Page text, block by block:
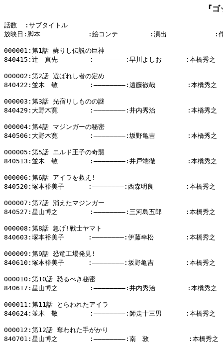
『
話数  :サブタイトル
放映日:脚本            :絵コンテ        :演出            :作
000001:第1話 蘇りし伝説の巨神
840415:辻　真先        :――――――――:早川よしお      :本橋秀之
000002:第2話 選ばれし者の定め
840422:並木　敏        :――――――――:遠藤徹哉        :本橋秀之
000003:第3話 光宿りしものの謎
840429:大野木寛        :――――――――:井内秀治        :本橋秀之
000004:第4話 マジンガーの秘密
840506:大野木寛        :――――――――:坂野亀吉        :本橋秀之
000005:第5話 エルド王子の奇襲
840513:並木　敏        :――――――――:井戸端徹        :本橋秀之
000006:第6話 アイラを救え!
840520:塚本裕美子      :――――――――:西森明良        :本橋秀之
000007:第7話 消えたマジンガー
840527:星山博之        :――――――――:三河島五郎      :本橋秀之
000008:第8話 急げ!戦士ヤマト
840603:塚本裕美子      :――――――――:伊藤幸松        :本橋秀之
000009:第9話 恐竜工場発見!
840610:塚本裕美子      :――――――――:坂野亀吉        :本橋秀之
000010:第10話 恐るべき秘密
840617:星山博之        :――――――――:井内秀治        :本橋秀之
000011:第11話 とらわれたアイラ
840624:並木　敬        :――――――――:師走十三男      :本橋秀之
000012:第12話 奪われた手がかり
840701:星山博之        :――――――――:南　敦          :本橋秀之